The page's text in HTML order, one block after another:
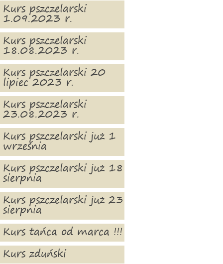
Kurs pszczelarski
1.09.2023 r.
Kurs pszczelarski
18.08.2023 r.
Kurs pszczelarski 20
lipiec 2023 r.
Kurs pszczelarski
23.08.2023 r.
Kurs pszczelarski już 1
września
Kurs pszczelarski już 18
sierpnia
Kurs pszczelarski już 23
sierpnia
Kurs tańca od marca !!!
Kurs zduński